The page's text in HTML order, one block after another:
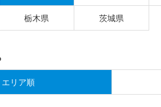
栃木県 茨城県
エリア順